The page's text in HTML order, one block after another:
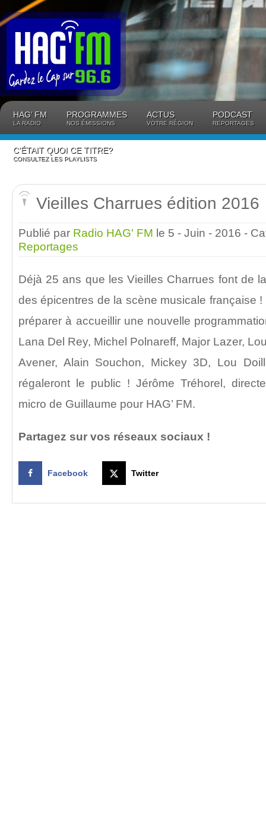
HAG’ FM
LA RADIO
PROGRAMMES
NOS ÉMISSIONS
ACTUS
VOTRE RÉGION
PODCAST
REPORTAGES
C’ÉTAIT QUOI CE TITRE?
CONSULTEZ LES PLAYLISTS
Vieilles Charrues édition 2016
Publié par Radio HAG' FM le 5 - Juin - 2016 -
Reportages
Déjà 25 ans que les Vieilles Charrues font de
des épicentres de la scène musicale française
préparer à accueillir une nouvelle
Lana Del Rey, Michel Polnareff, Major Lazer,
Avener, Alain Souchon, Mickey 3D, Lou
régaleront le public ! Jérôme Tréhorel,
micro de Guillaume pour HAG’ FM.
Partagez sur vos réseaux sociaux !
Facebook Twitter
Panneau de gestion des cookies